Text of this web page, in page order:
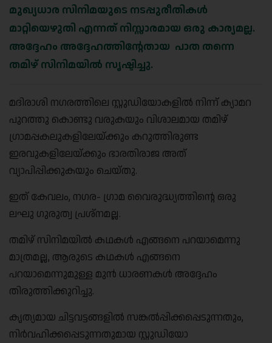
മുഖ്യധാര സിനിമയുടെ നടപ്പുരീതികൾ
മാറ്റിയെഴുതി എന്നത് നിസ്സാരമായ ഒരു കാര്യമല്ല.
അദ്ദേഹം അദ്ദേഹത്തിന്റേതായ പാത തന്നെ
തമിഴ് സിനിമയിൽ സൃഷ്ടിച്ചു.
മദിരാശി നഗരത്തിലെ സ്റ്റുഡിയോകളിൽ നിന്ന് ക്യാമറ
പുറത്തു കൊണ്ടു വരുകയും വിശാലമായ തമിഴ്
ഗ്രാമപ്പകലുകളിലേയ്ക്കും കറുത്തിരുണ്ട
ഇരവുകളിലേയ്ക്കും ഭാരതിരാജ അത്
വ്യാപിപ്പിക്കുകയും ചെയ്തു.
ഇത് കേവലം, നഗര- ഗ്രാമ വൈരുദ്ധ്യത്തിന്റെ ഒരു
ലഘു ഗുരുത്വ പ്രശ്നമല്ല.
തമിഴ് സിനിമയിൽ കഥകൾ എങ്ങനെ പറയാമെന്നു
മാത്രമല്ല, ആരുടെ കഥകൾ എങ്ങനെ
പറയാമെന്നുമുള്ള മുൻ ധാരണകൾ അദ്ദേഹം
തിരുത്തിക്കുറിച്ചു.
കൃത്യമായ ചിട്ടവട്ടങ്ങളിൽ സങ്കൽപ്പിക്കപ്പെടുന്നതും,
നിർവഹിക്കപ്പെടുന്നതുമായ സ്റ്റുഡിയോ